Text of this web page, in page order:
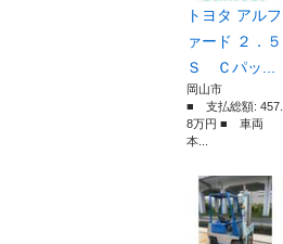
トヨタ アルフ
ァード ２．５
Ｓ Ｃパッ...
岡山市
■ 支払総額: 457.
8万円 ■ 車両
本...